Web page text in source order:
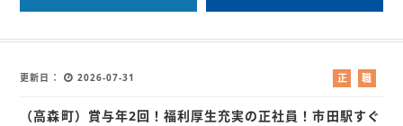
更新日 2026-07-31
正
員
職
紹
（高森町）賞与年2回！福利厚生充実の正社員！市田駅すぐ